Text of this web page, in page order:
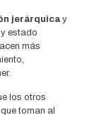
jerárquicay
estado
más
los otros
toman al